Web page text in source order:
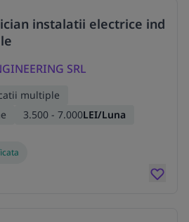
instalatii electrice ind
SRL
multiple
3.500 - 7.000LEI/Luna